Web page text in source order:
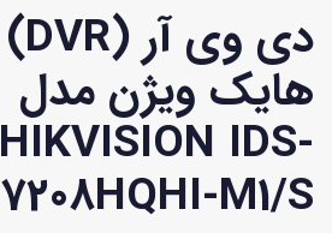
هایک ویژن مدل
HIKVISION IDS-
7208HQHI-M1/S